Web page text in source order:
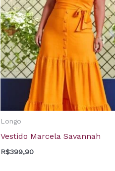
Longo
Vestido Marcela Savannah
R$399,90